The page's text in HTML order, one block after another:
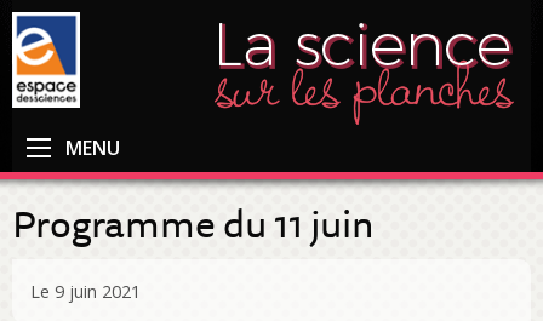
MENU
Programme du 11 juin
Le 9 juin 2021